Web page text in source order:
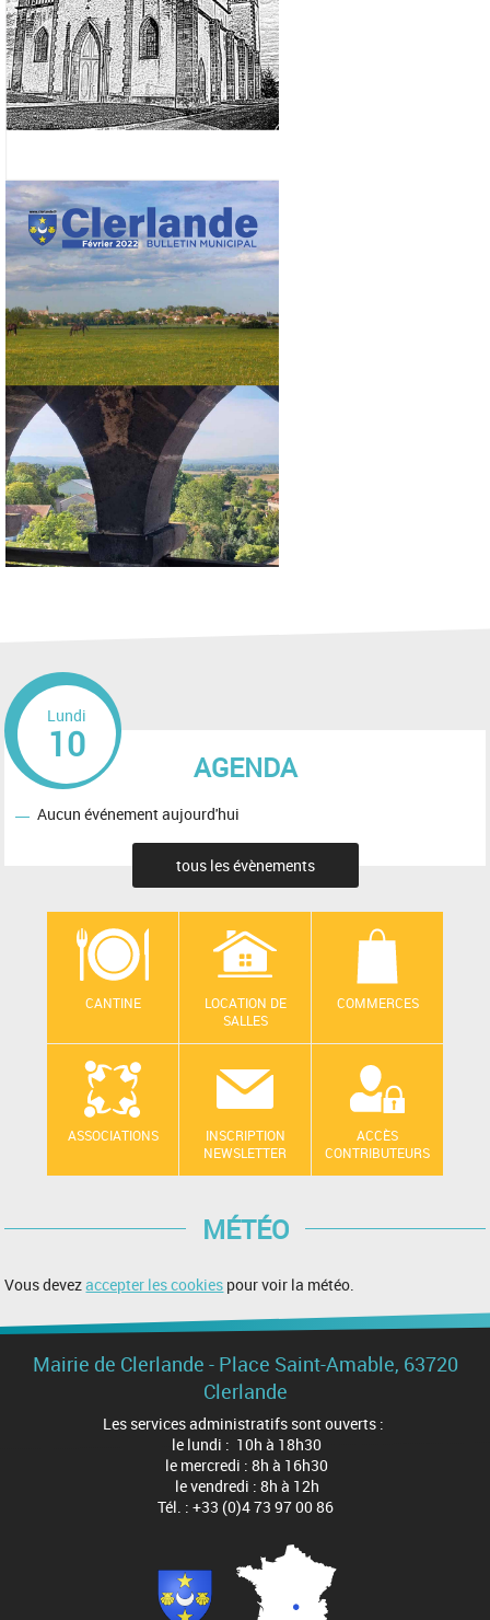
AGENDA
Lundi
10
Aucun événement aujourd'hui
tous les évènements
CANTINE
LOCATION DE
SALLES
COMMERCES
ASSOCIATIONS
INSCRIPTION
NEWSLETTER
ACCÈS
CONTRIBUTEURS
MÉTÉO
Vous devezaccepter les cookies pour voir la météo.
Mairie de Clerlande - Place Saint-Amable, 63720
Clerlande
Les services administratifs sont ouverts :
le lundi : 10h à 18h30
le mercredi : 8h à 16h30
le vendredi : 8h à 12h
Tél. : +33 (0)4 73 97 00 86